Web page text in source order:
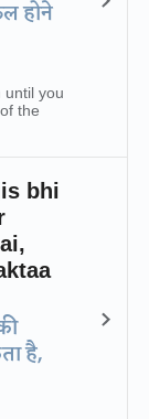
होने
until you
the
bhi
है,